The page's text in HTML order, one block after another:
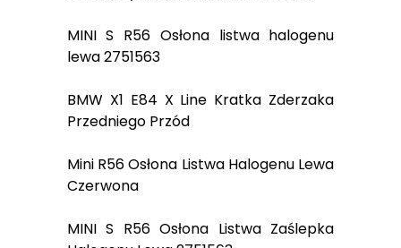
MINI S R56 Osłona listwa halogenu
lewa 2751563
BMW X1 E84 X Line Kratka Zderzaka
Przedniego Przód
Mini R56 Osłona Listwa Halogenu Lewa
Czerwona
MINI S R56 Osłona Listwa Zaślepka